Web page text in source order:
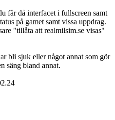
får då interfacet i fullscreen samt
på gamet samt vissa uppdrag.
"tillåta att realmilsim.se visas"
bli sjuk eller något annat som gör
säng bland annat.